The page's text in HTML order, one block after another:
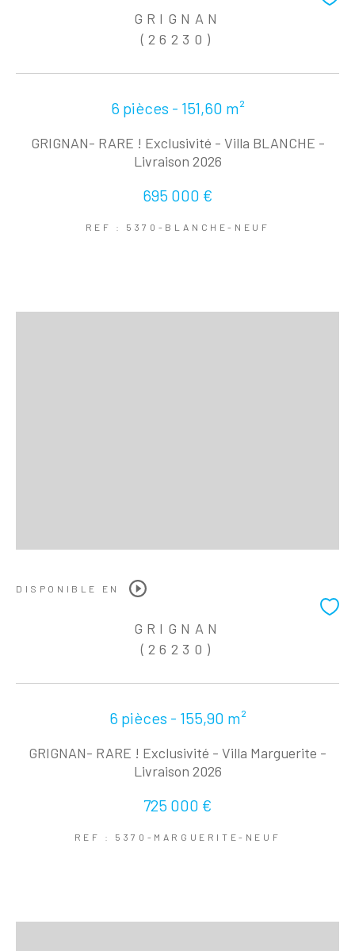
GRIGNAN
(26230)
6 pièces - 151,60 m²
GRIGNAN- RARE ! Exclusivité - Villa BLANCHE -
Livraison 2026
695 000 €
REF : 5370-BLANCHE-NEUF
DISPONIBLE EN
GRIGNAN
(26230)
6 pièces - 155,90 m²
GRIGNAN- RARE ! Exclusivité - Villa Marguerite -
Livraison 2026
725 000 €
REF : 5370-MARGUERITE-NEUF